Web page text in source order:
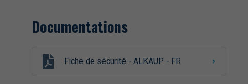
Documentations
Fiche de sécurité - ALKAUP - FR